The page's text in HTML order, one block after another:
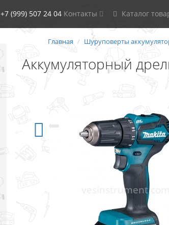
+7 (999) 507 24 04 Контакты Каталог
Главная Шуруповерты
Аккумуляторный